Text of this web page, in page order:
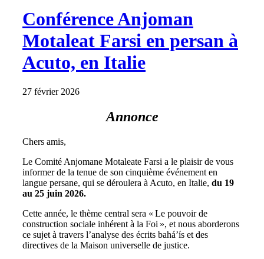
Conférence Anjoman
Motaleat Farsi en persan à
Acuto, en Italie
27 février 2026
Annonce
Chers amis,
Le Comité Anjomane Motaleate Farsi a le plaisir de vous
informer de la tenue de son cinquième événement en
langue persane, qui se déroulera à Acuto, en Italie, du 19
au 25 juin 2026.
Cette année, le thème central sera « Le pouvoir de
construction sociale inhérent à la Foi », et nous aborderons
ce sujet à travers l’analyse des écrits bahá’ís et des
directives de la Maison universelle de justice.